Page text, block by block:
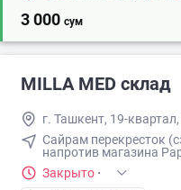
3 000 сум
MILLA MED склад
г. Ташкент, 19-
Сайрам перекресток
напротив магазина
Закрыто ·